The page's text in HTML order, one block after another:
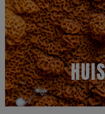
Kenmerken
Een huiszwam wordt vaak
ontwikkeld en zichtbaar zijn.
plakken van ongeveer een
Huiszwam kan voorkomen